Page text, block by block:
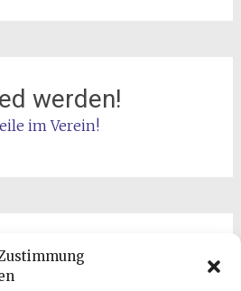
werden!
im Verein!
02/2023